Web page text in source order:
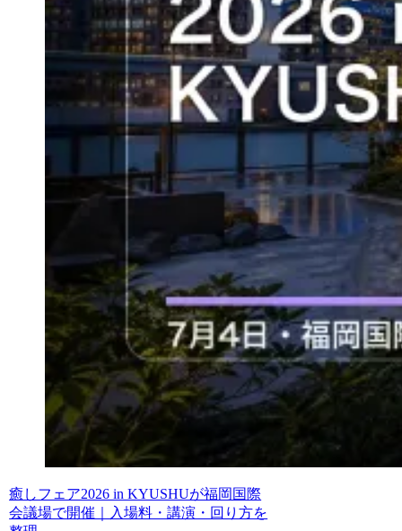
癒しフェア2026 in KYUSHUが福岡国際
会議場で開催｜入場料・講演・回り方を